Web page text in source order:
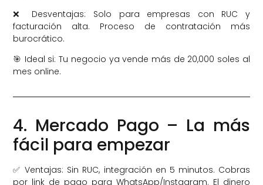
❌ Desventajas: Solo para empresas con RUC y
facturación alta. Proceso de contratación más
burocrático.
🎯 Ideal si: Tu negocio ya vende más de 20,000 soles al
mes online.
4. Mercado Pago – La más
fácil para empezar
✅ Ventajas: Sin RUC, integración en 5 minutos. Cobras
por link de pago para WhatsApp/Instagram. El dinero